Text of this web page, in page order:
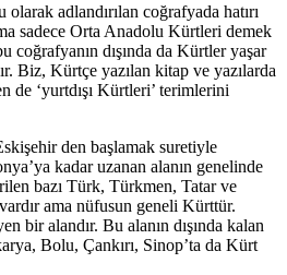
adlandırılan coğrafyada hatırı
sadece Orta Anadolu Kürtleri demek
coğrafyanın dışında da Kürtler yaşar
Biz, Kürtçe yazılan kitap ve yazılarda
de ‘yurtdışı Kürtleri’ terimlerini
den başlamak suretiyle
kadar uzanan alanın genelinde
bazı Türk, Türkmen, Tatar ve
ama nüfusun geneli Kürttür.
bir alandır. Bu alanın dışında kalan
Bolu, Çankırı, Sinop’ta da Kürt